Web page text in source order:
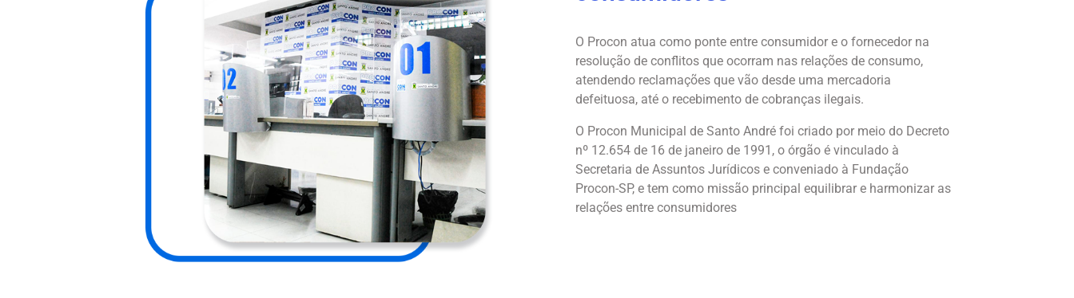
O Procon atua como ponte entre consumidor e o fornecedor na
resolução de conflitos que ocorram nas relações de consumo,
atendendo reclamações que vão desde uma mercadoria
defeituosa, até o recebimento de cobranças ilegais.
O Procon Municipal de Santo André foi criado por meio do Decreto
nº 12.654 de 16 de janeiro de 1991, o órgão é vinculado à
Secretaria de Assuntos Jurídicos e conveniado à Fundação
Procon-SP, e tem como missão principal equilibrar e harmonizar as
relações entre consumidores